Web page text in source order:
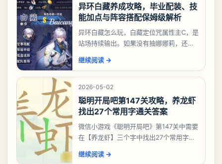
异环白藏养成攻略，毕业配装、技
能加点与阵容搭配保姆级解析
异环白藏怎么玩，白藏定位咒属性主C，是
站场持续输出。如果没有抽娜娜莉，还没
有娜娜莉缺另外一个二队C想打深渊也可以
考虑养个白藏
继续阅读 →
2026-05-02
聪明开局吧第147关攻略，养龙虾
找出27个常用字通关答案
微信小游戏《聪明开局吧》第147关中需要
在【养龙虾】三个字中找出27个常用字，
大、夫、夰、巾、中、虫、下、虾、卜、
继续阅读 →